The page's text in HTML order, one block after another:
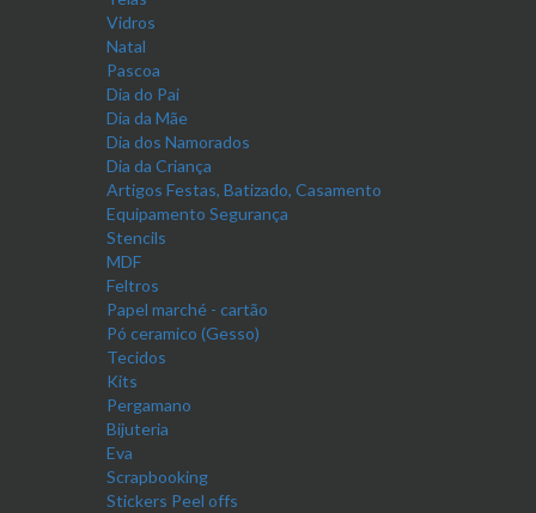
Vidros
Natal
Pascoa
Dia do Pai
Dia da Mãe
Dia dos Namorados
Dia da Criança
Artigos Festas, Batizado, Casamento
Equipamento Segurança
Stencils
MDF
Feltros
Papel marché - cartão
Pó ceramico (Gesso)
Tecidos
Kits
Pergamano
Bijuteria
Eva
Scrapbooking
Stickers Peel offs